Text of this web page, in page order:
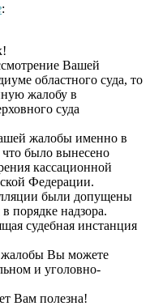
:
Вашей
областного суда, то
жалобу в
суда
жалобы именно в
было вынесено
кассационной
Федерации.
были допущены
порядке надзора.
судебная инстанция
жалобы Вы можете
и уголовно-
Вам полезна!